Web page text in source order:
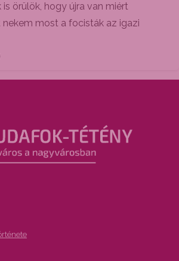
is örülök, hogy újra van miért
most a focisták az igazi